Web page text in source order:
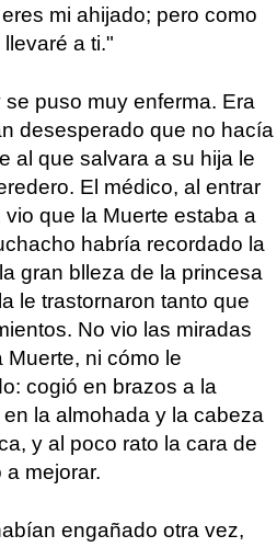
mi ahijado; pero como
a ti."
puso muy enferma. Era
desesperado que no hacía
al que salvara a su hija le
El médico, al entrar
que la Muerte estaba a
habría recordado la
gran blleza de la princesa
le trastornaron tanto que
No vio las miradas
ni cómo le
cogió en brazos a la
la almohada y la cabeza
y al poco rato la cara de
a mejorar.
engañado otra vez,